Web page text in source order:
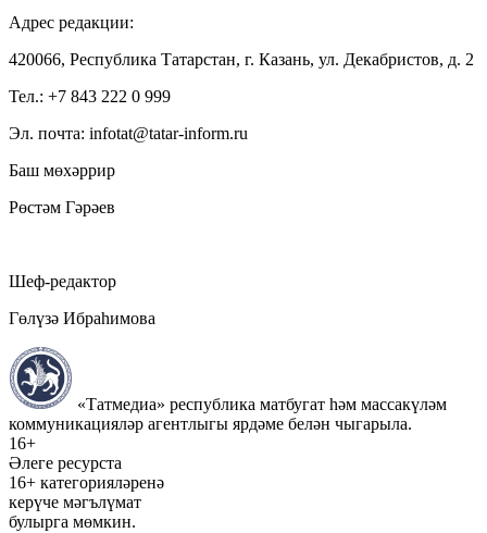
Адрес редакции:
420066, Республика Татарстан, г. Казань, ул. Декабристов, д. 2
Тел.: +7 843 222 0 999
Эл. почта: infotat@tatar-inform.ru
Баш мөхәррир
Рөстәм Гәрәев
Шеф-редактор
Гөлүзә Ибраһимова
«Татмедиа» республика матбугат һәм массакүләм
коммуникацияләр агентлыгы ярдәме белән чыгарыла.
16+
Әлеге ресурста
16+ категорияләренә
керүче мәгълүмат
булырга мөмкин.